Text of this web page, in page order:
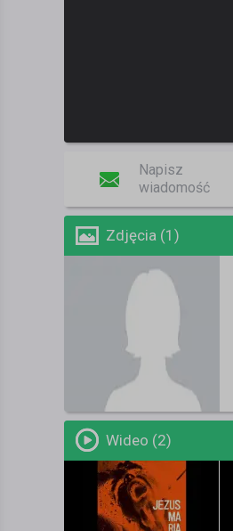
Napisz
wiadomość
Zdjęcia (1)
Wideo (2)